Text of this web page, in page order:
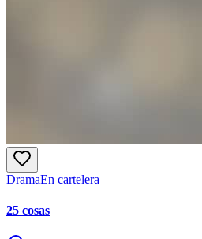
DramaEn cartelera
25 cosas